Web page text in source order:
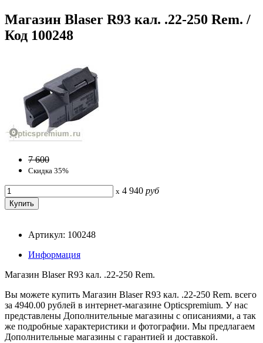
Магазин Blaser R93 кал. .22-250 Rem. /
Код 100248
7 600
Скидка 35%
x 4 940 руб
Артикул: 100248
Информация
Магазин Blaser R93 кал. .22-250 Rem.
Вы можете купить Магазин Blaser R93 кал. .22-250 Rem. всего
за 4940.00 рублей в интернет-магазине Opticspremium. У нас
представлены Дополнительные магазины с описаниями, а так
же подробные характеристики и фотографии. Мы предлагаем
Дополнительные магазины с гарантией и доставкой.